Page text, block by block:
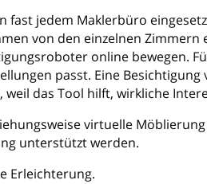
jedem Maklerbüro
von den einzelnen
online bewegen.
passt. Eine
das Tool hilft, wirkliche
virtuelle
unterstützt werden.
Erleichterung.